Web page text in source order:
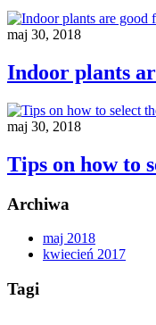
maj 30, 2018
Indoor plants
maj 30, 2018
Tips on how to
Archiwa
maj 2018
kwiecień 2017
Tagi